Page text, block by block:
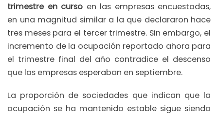
trimestre en curso en las empresas encuestadas,
en una magnitud similar a la que declararon hace
tres meses para el tercer trimestre. Sin embargo, el
incremento de la ocupación reportado ahora para
el trimestre final del año contradice el descenso
que las empresas esperaban en septiembre.
La proporción de sociedades que indican que la
ocupación se ha mantenido estable sigue siendo